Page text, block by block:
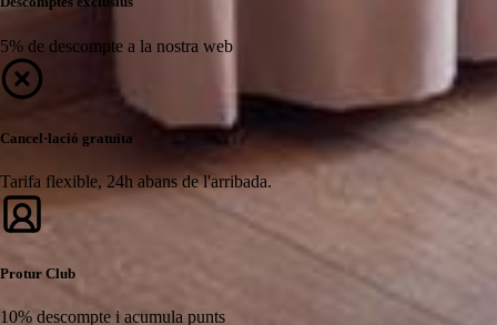
5% de descompte a la nostra web
Cancel·lació gratuïta
Tarifa flexible, 24h abans de l'arribada.
Protur Club
10% descompte i acumula punts